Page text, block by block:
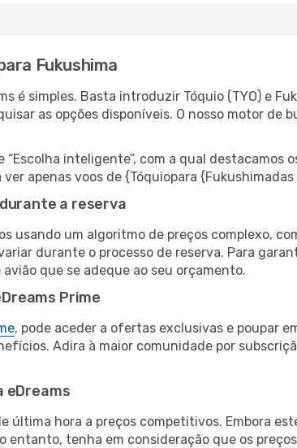
Fukushima
é simples. Basta introduzir Tóquio (TYO) e
as opções disponíveis. O nosso motor
“Escolha inteligente”, com a qual
apenas voos de {Tóquiopara
a reserva
usando um algoritmo de preços complexo,
durante o processo de reserva. Para
que se adeque ao seu orçamento.
Prime
, pode aceder a ofertas exclusivas e poupar
Adira à maior comunidade por
eDreams
última hora a preços competitivos. Embora
entanto, tenha em consideração que os